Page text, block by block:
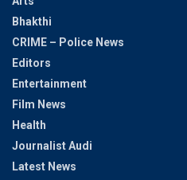
Bhakthi
CRIME – Police News
Editors
Entertainment
Film News
Health
Journalist Audi
Latest News